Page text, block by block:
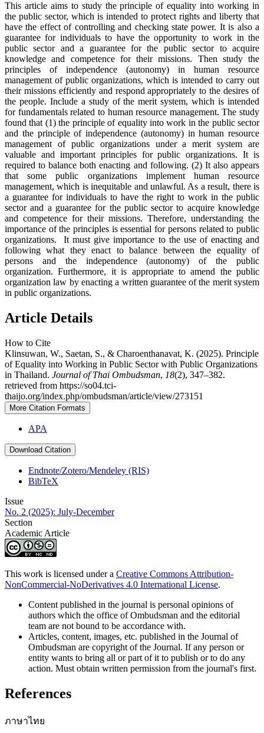
This article aims to study the principle of equality into working in
the public sector, which is intended to protect rights and liberty that
have the effect of controlling and checking state power. It is also a
guarantee for individuals to have the opportunity to work in the
public sector and a guarantee for the public sector to acquire
knowledge and competence for their missions. Then study the
principles of independence (autonomy) in human resource
management of public organizations, which is intended to carry out
their missions efficiently and respond appropriately to the desires of
the people. Include a study of the merit system, which is intended
for fundamentals related to human resource management. The study
found that (1) the principle of equality into work in the public sector
and the principle of independence (autonomy) in human resource
management of public organizations under a merit system are
valuable and important principles for public organizations. It is
required to balance both enacting and following. (2) It also appears
that some public organizations implement human resource
management, which is inequitable and unlawful. As a result, there is
a guarantee for individuals to have the right to work in the public
sector and a guarantee for the public sector to acquire knowledge
and competence for their missions. Therefore, understanding the
importance of the principles is essential for persons related to public
organizations. It must give importance to the use of enacting and
following what they enact to balance between the equality of
persons and the independence (autonomy) of the public
organization. Furthermore, it is appropriate to amend the public
organization law by enacting a written guarantee of the merit system
in public organizations.
Article Details
How to Cite
Klinsuwan, W., Saetan, S., & Charoenthanavat, K. (2025). Principle
of Equality into Working in Public Sector with Public Organizations
in Thailand. Journal of Thai Ombudsman, 18(2), 347–382.
retrieved from https://so04.tci-
thaijo.org/index.php/ombudsman/article/view/273151
More Citation Formats
APA
Download Citation
Endnote/Zotero/Mendeley (RIS)
BibTeX
Issue
No. 2 (2025): July-December
Section
Academic Article
This work is licensed under a Creative Commons Attribution-
NonCommercial-NoDerivatives 4.0 International License.
Content published in the journal is personal opinions of
authors which the office of Ombudsman and the editorial
team are not bound to be accordance with.
Articles, content, images, etc. published in the Journal of
Ombudsman are copyright of the Journal. If any person or
entity wants to bring all or part of it to publish or to do any
action. Must obtain written permission from the journal's first.
References
ภาษาไทย